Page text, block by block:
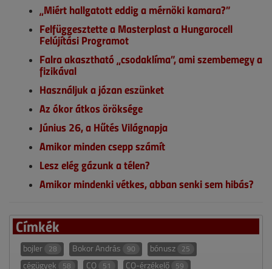
„Miért hallgatott eddig a mérnöki kamara?”
Felfüggesztette a Masterplast a Hungarocell
Felújítási Programot
Falra akasztható „csodaklíma”, ami szembemegy a
fizikával
Használjuk a józan eszünket
Az ókor átkos öröksége
Június 26, a Hűtés Világnapja
Amikor minden csepp számít
Lesz elég gázunk a télen?
Amikor mindenki vétkes, abban senki sem hibás?
Címkék
bojler 28 Bokor András 90 bónusz 25
cégügyek 58 CO 51 CO-érzékelő 59